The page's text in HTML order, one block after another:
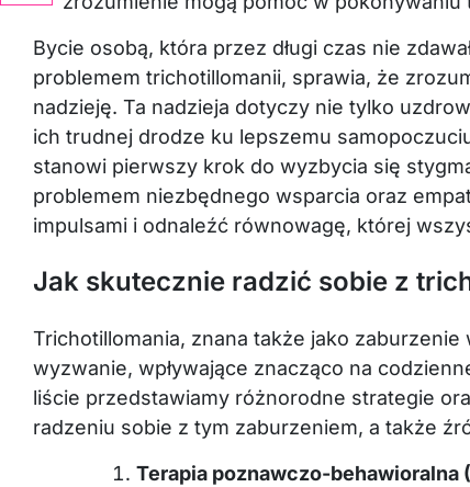
Bycie osobą, która przez długi czas nie
problemem trichotillomanii, sprawia, że
nadzieję. Ta nadzieja dotyczy nie tylko
ich trudnej drodze ku lepszemu
stanowi pierwszy krok do wyzbycia się
problemem niezbędnego wsparcia oraz
impulsami i odnaleźć równowagę, której
Jak skutecznie radzić sobie z
Trichotillomania, znana także jako
wyzwanie, wpływające znacząco na
liście przedstawiamy różnorodne strategie
radzeniu sobie z tym zaburzeniem, a także
Terapia poznawczo-behawioralna